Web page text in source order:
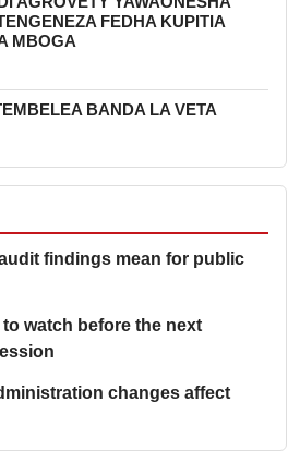
FEDHA KUPITIA
MBOGA
BANDA LA VETA
findings mean for public
watch before the next
changes affect